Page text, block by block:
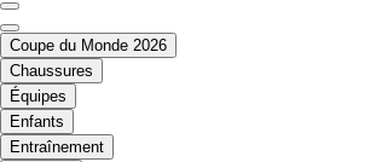
Coupe du Monde 2026
Chaussures
Équipes
Enfants
Entraînement